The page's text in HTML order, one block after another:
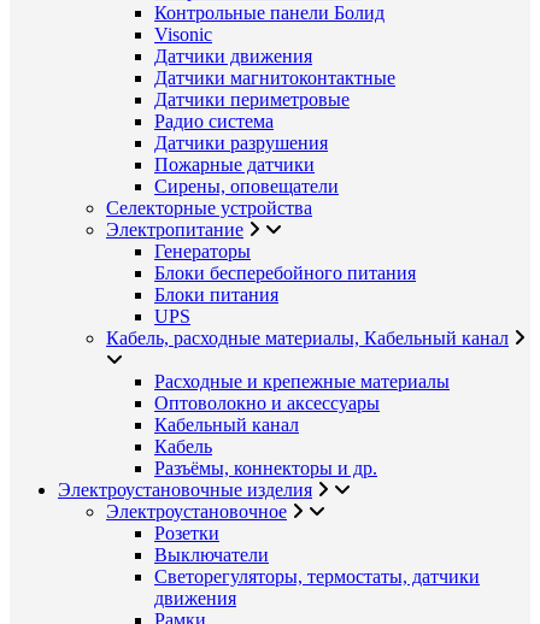
Контрольные панели Болид
Visonic
Датчики движения
Датчики магнитоконтактные
Датчики периметровые
Радио система
Датчики разрушения
Пожарные датчики
Сирены, оповещатели
Селекторные устройства
Электропитание
Генераторы
Блоки бесперебойного питания
Блоки питания
UPS
Кабель, расходные материалы, Кабельный канал
Расходные и крепежные материалы
Оптоволокно и аксессуары
Кабельный канал
Кабель
Разъёмы, коннекторы и др.
Электроустановочные изделия
Электроустановочное
Розетки
Выключатели
Светорегуляторы, термостаты, датчики
движения
Рамки